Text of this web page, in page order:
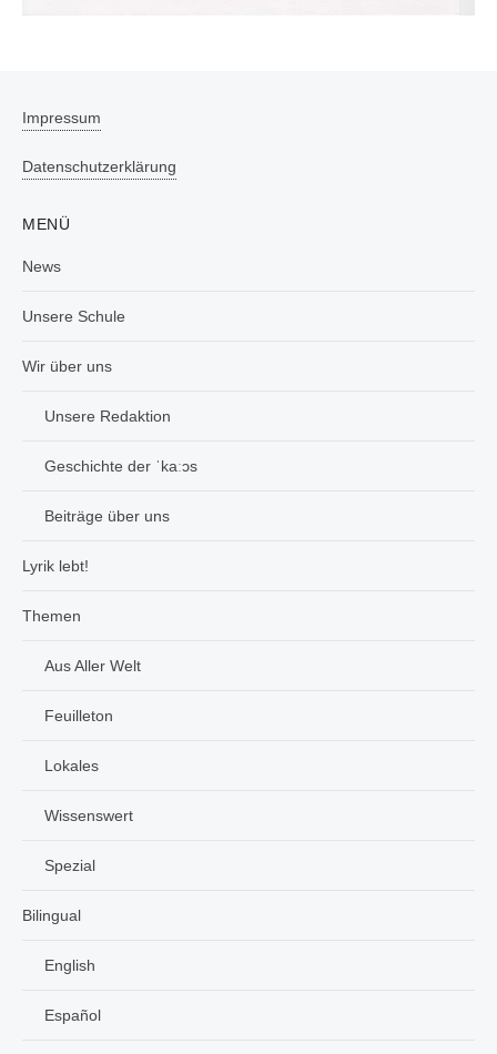
Impressum
Datenschutzerklärung
MENÜ
News
Unsere Schule
Wir über uns
Unsere Redaktion
Geschichte der ˈkaːɔs
Beiträge über uns
Lyrik lebt!
Themen
Aus Aller Welt
Feuilleton
Lokales
Wissenswert
Spezial
Bilingual
English
Español